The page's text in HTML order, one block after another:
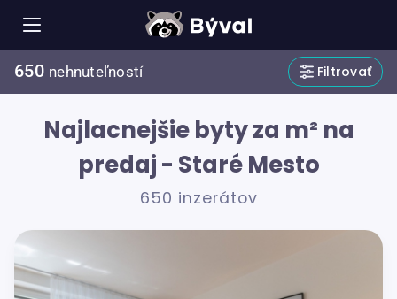
650 nehnuteľností Filtrovať
Najlacnejšie byty za m² na
predaj - Staré Mesto
650 inzerátov